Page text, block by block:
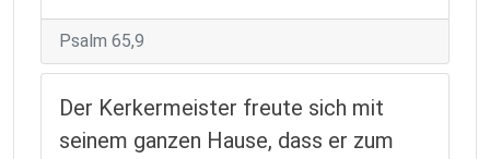
Psalm 65,9
Der Kerkermeister freute sich mit
seinem ganzen Hause, dass er zum